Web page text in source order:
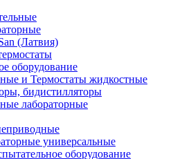
(Латвия)
оборудование
и Термостаты жидкостные
бидистилляторы
лабораторные
универсальные
оборудование